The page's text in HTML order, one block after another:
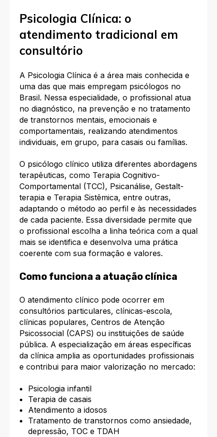
Psicologia Clínica: o
atendimento tradicional em
consultório
A Psicologia Clínica é a área mais conhecida e
uma das que mais empregam psicólogos no
Brasil. Nessa especialidade, o profissional atua
no diagnóstico, na prevenção e no tratamento
de transtornos mentais, emocionais e
comportamentais, realizando atendimentos
individuais, em grupo, para casais ou famílias.​
O psicólogo clínico utiliza diferentes abordagens
terapêuticas, como Terapia Cognitivo-
Comportamental (TCC), Psicanálise, Gestalt-
terapia e Terapia Sistêmica, entre outras,
adaptando o método ao perfil e às necessidades
de cada paciente. Essa diversidade permite que
o profissional escolha a linha teórica com a qual
mais se identifica e desenvolva uma prática
coerente com sua formação e valores.​
Como funciona a atuação clínica
O atendimento clínico pode ocorrer em
consultórios particulares, clínicas-escola,
clínicas populares, Centros de Atenção
Psicossocial (CAPS) ou instituições de saúde
pública. A especialização em áreas específicas
da clínica amplia as oportunidades profissionais
e contribui para maior valorização no mercado:
Psicologia infantil
Terapia de casais
Atendimento a idosos
Tratamento de transtornos como ansiedade,
depressão, TOC e TDAH